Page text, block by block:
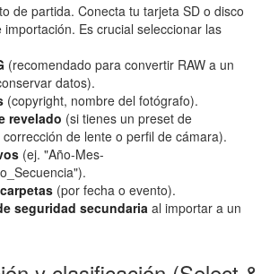
de partida. Conecta tu tarjeta SD o disco
Es crucial seleccionar las
(recomendado para convertir RAW a un
datos).
(copyright, nombre del fotógrafo).
revelado (si tienes un preset de
de lente o perfil de cámara).
(ej. "Año-Mes-
(por fecha o evento).
seguridad secundaria al importar a un